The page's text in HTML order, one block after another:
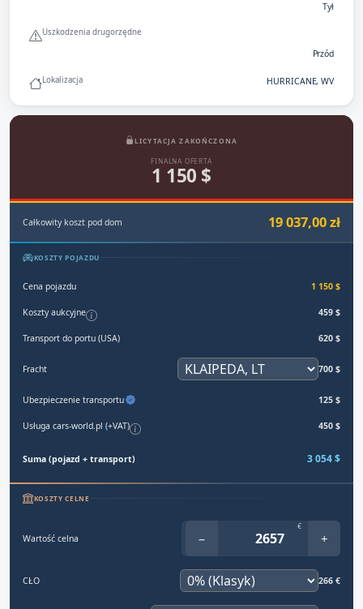
Tył
Uszkodzenia drugorzędne
Przód
Lokalizacja HURRICANE, WV
LICYTACJA ZAKOŃCZONA
FINALNA OFERTA
1 150 $
Całkowity koszt pod dom 19 037,00 zł
KOSZTY POJAZDU
Cena pojazdu 1 150 $
Koszty aukcyjne 459 $
Transport do portu (USA) 620 $
Fracht 700 $
Ubezpieczenie transportu 125 $
Usługa cars-world.pl (+VAT) 450 $
Suma (pojazd + transport) 3 054 $
KOSZTY CELNE
Wartość celna −
€
+
CŁO 266 €